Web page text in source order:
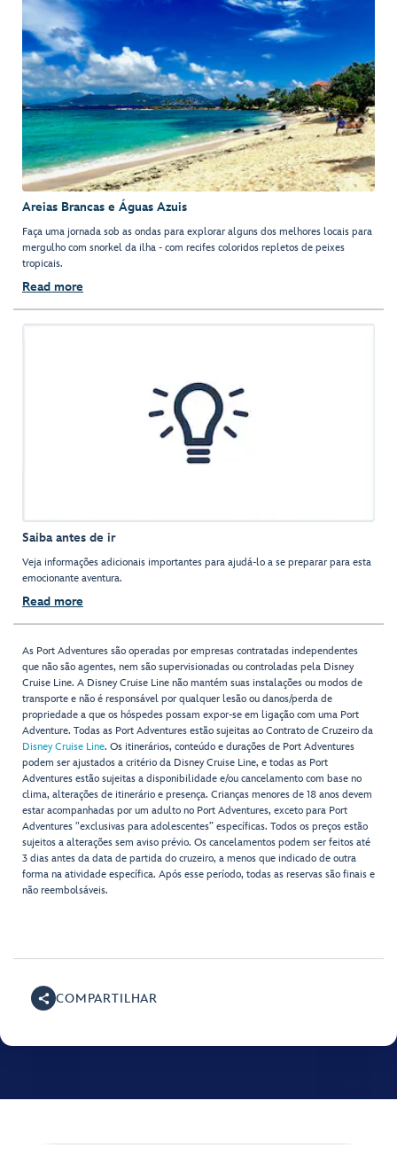
Areias Brancas e Águas Azuis
Faça uma jornada sob as ondas para explorar alguns dos melhores locais para
mergulho com snorkel da ilha - com recifes coloridos repletos de peixes
tropicais.
Read more
Saiba antes de ir
Veja informações adicionais importantes para ajudá-lo a se preparar para esta
emocionante aventura.
Read more
As Port Adventures são operadas por empresas contratadas independentes
que não são agentes, nem são supervisionadas ou controladas pela Disney
Cruise Line. A Disney Cruise Line não mantém suas instalações ou modos de
transporte e não é responsável por qualquer lesão ou danos/perda de
propriedade a que os hóspedes possam expor-se em ligação com uma Port
Adventure. Todas as Port Adventures estão sujeitas ao Contrato de Cruzeiro da
Disney Cruise Line. Os itinerários, conteúdo e durações de Port Adventures
podem ser ajustados a critério da Disney Cruise Line, e todas as Port
Adventures estão sujeitas a disponibilidade e/ou cancelamento com base no
clima, alterações de itinerário e presença. Crianças menores de 18 anos devem
estar acompanhadas por um adulto no Port Adventures, exceto para Port
Adventures "exclusivas para adolescentes” específicas. Todos os preços estão
sujeitos a alterações sem aviso prévio. Os cancelamentos podem ser feitos até
3 dias antes da data de partida do cruzeiro, a menos que indicado de outra
forma na atividade específica. Após esse período, todas as reservas são finais e
não reembolsáveis.
COMPARTILHAR